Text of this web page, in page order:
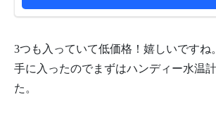
3つも入っていて低価格！嬉しいですね
手に入ったのでまずはハンディー水温
た。